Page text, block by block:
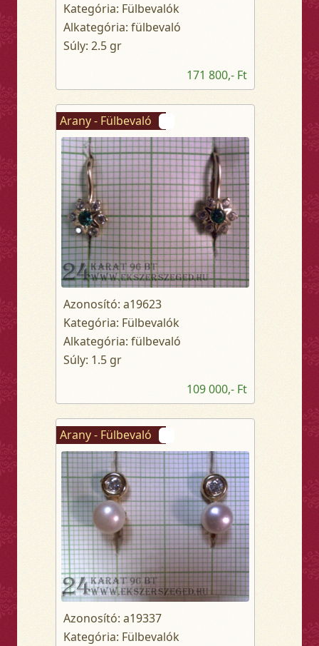
Kategória: Fülbevalók
Alkategória: fülbevaló
Súly: 2.5 gr
171 800,- Ft
Arany - Fülbevaló
Azonosító: a19623
Kategória: Fülbevalók
Alkategória: fülbevaló
Súly: 1.5 gr
109 000,- Ft
Arany - Fülbevaló
Azonosító: a19337
Kategória: Fülbevalók